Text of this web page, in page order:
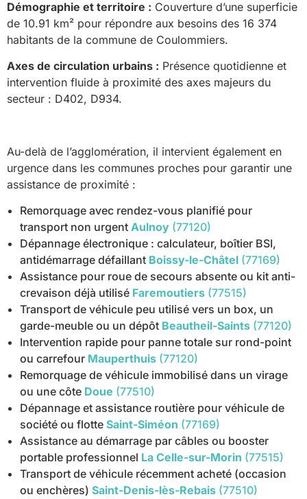
Démographie et territoire : Couverture d’une superficie
de 10.91 km² pour répondre aux besoins des 16 374
habitants de la commune de Coulommiers.
Axes de circulation urbains : Présence quotidienne et
intervention fluide à proximité des axes majeurs du
secteur : D402, D934.
Au-delà de l’agglomération, il intervient également en
urgence dans les communes proches pour garantir une
assistance de proximité :
Remorquage avec rendez-vous planifié pour
transport non urgent Aulnoy (77120)
Dépannage électronique : calculateur, boîtier BSI,
antidémarrage défaillant Boissy-le-Châtel (77169)
Assistance pour roue de secours absente ou kit anti-
crevaison déjà utilisé Faremoutiers (77515)
Transport de véhicule peu utilisé vers un box, un
garde-meuble ou un dépôt Beautheil-Saints (77120)
Intervention rapide pour panne totale sur rond-point
ou carrefour Mauperthuis (77120)
Remorquage de véhicule immobilisé dans un virage
ou une côte Doue (77510)
Dépannage et assistance routière pour véhicule de
société ou flotte Saint-Siméon (77169)
Assistance au démarrage par câbles ou booster
portable professionnel La Celle-sur-Morin (77515)
Transport de véhicule récemment acheté (occasion
ou enchères) Saint-Denis-lès-Rebais (77510)